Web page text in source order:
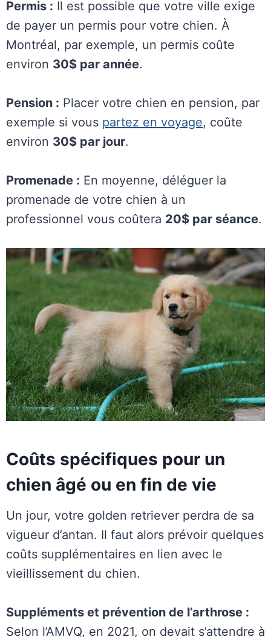
Permis : Il est possible que votre ville exige
de payer un permis pour votre chien. À
Montréal, par exemple, un permis coûte
environ 30$ par année.
Pension : Placer votre chien en pension, par
exemple si vous partez en voyage, coûte
environ 30$ par jour.
Promenade : En moyenne, déléguer la
promenade de votre chien à un
professionnel vous coûtera 20$ par séance.
Coûts spécifiques pour un
chien âgé ou en fin de vie
Un jour, votre golden retriever perdra de sa
vigueur d’antan. Il faut alors prévoir quelques
coûts supplémentaires en lien avec le
vieillissement du chien.
Suppléments et prévention de l’arthrose :
Selon l’AMVQ, en 2021, on devait s’attendre à